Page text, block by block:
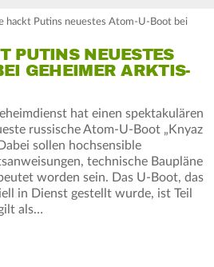
hackt Putins neuestes Atom-U-Boot bei
PUTINS NEUESTES
GEHEIMER ARKTIS-
hat einen spektakulären
russische Atom-U-Boot „Knyaz
sollen hochsensible
technische Baupläne
worden sein. Das U-Boot, das
in Dienst gestellt wurde, ist Teil
als…